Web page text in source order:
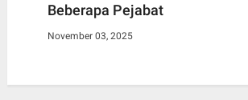
Beberapa Pejabat
November 03, 2025